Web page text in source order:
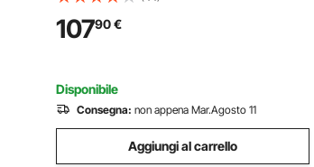
Campane Mercruiser, OMC, Volvo
Cobra, Strumento Espansore per
10790€
Disponibile
Consegna: non appena Mar.Agosto 11
Aggiungi al carrello